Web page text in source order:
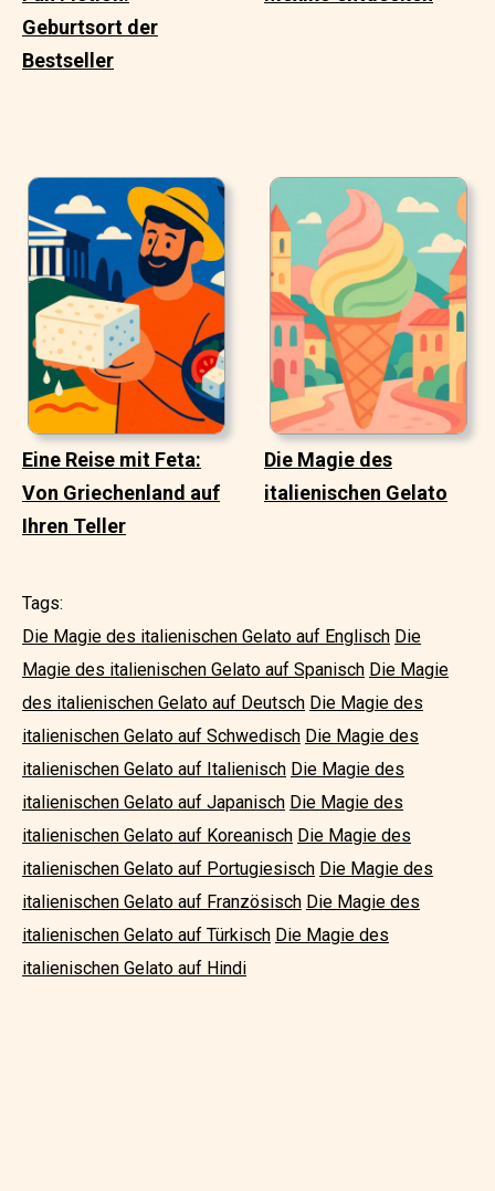
Geburtsort der
Bestseller
Eine Reise mit Feta:
Von Griechenland auf
Ihren Teller
Die Magie des
italienischen Gelato
Tags:
Die Magie des italienischen Gelato auf Englisch Die
Magie des italienischen Gelato auf Spanisch Die Magie
des italienischen Gelato auf Deutsch Die Magie des
italienischen Gelato auf Schwedisch Die Magie des
italienischen Gelato auf Italienisch Die Magie des
italienischen Gelato auf Japanisch Die Magie des
italienischen Gelato auf Koreanisch Die Magie des
italienischen Gelato auf Portugiesisch Die Magie des
italienischen Gelato auf Französisch Die Magie des
italienischen Gelato auf Türkisch Die Magie des
italienischen Gelato auf Hindi